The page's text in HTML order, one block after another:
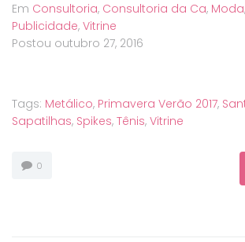
Em Consultoria, Consultoria da Ca, Moda,
Publicidade, Vitrine
Postou outubro 27, 2016
Tags: Metálico, Primavera Verão 2017,
Sapatilhas, Spikes, Tênis, Vitrine
0